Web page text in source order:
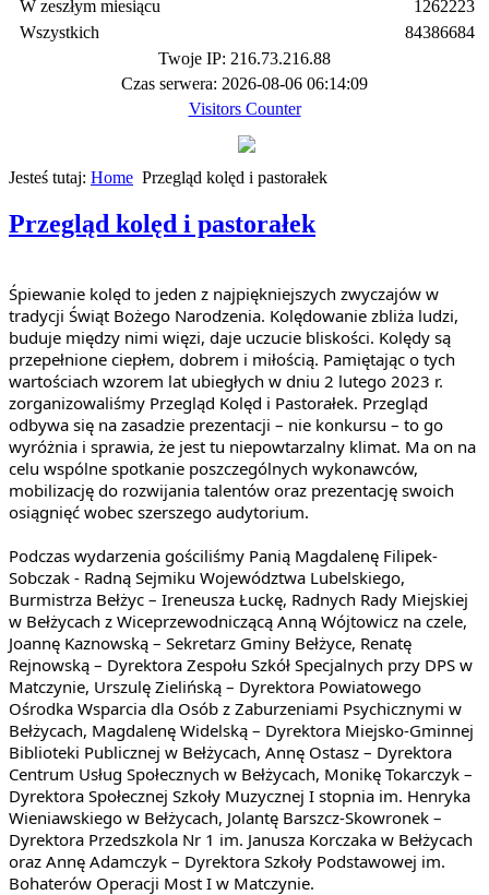
W zeszłym miesiącu
Wszystkich
1262223
84386684
Twoje IP: 216.73.216.88
Czas serwera: 2026-08-06 06:14:09
Visitors Counter
Jesteś tutaj: Home Przegląd kolęd i pastorałek
Przegląd kolęd i pastorałek
Śpiewanie kolęd to jeden z najpiękniejszych zwyczajów w
tradycji Świąt Bożego Narodzenia. Kolędowanie zbliża ludzi,
buduje między nimi więzi, daje uczucie bliskości. Kolędy są
przepełnione ciepłem, dobrem i miłością. Pamiętając o tych
wartościach wzorem lat ubiegłych w dniu 2 lutego 2023 r.
zorganizowaliśmy Przegląd Kolęd i Pastorałek. Przegląd
odbywa się na zasadzie prezentacji – nie konkursu – to go
wyróżnia i sprawia, że jest tu niepowtarzalny klimat. Ma on na
celu wspólne spotkanie poszczególnych wykonawców,
mobilizację do rozwijania talentów oraz prezentację swoich
osiągnięć wobec szerszego audytorium.
Podczas wydarzenia gościliśmy Panią Magdalenę Filipek-
Sobczak - Radną Sejmiku Województwa Lubelskiego,
Burmistrza Bełżyc – Ireneusza Łuckę, Radnych Rady Miejskiej
w Bełżycach z Wiceprzewodniczącą Anną Wójtowicz na czele,
Joannę Kaznowską – Sekretarz Gminy Bełżyce, Renatę
Rejnowską – Dyrektora Zespołu Szkół Specjalnych przy DPS w
Matczynie, Urszulę Zielińską – Dyrektora Powiatowego
Ośrodka Wsparcia dla Osób z Zaburzeniami Psychicznymi w
Bełżycach, Magdalenę Widelską – Dyrektora Miejsko-Gminnej
Biblioteki Publicznej w Bełżycach, Annę Ostasz – Dyrektora
Centrum Usług Społecznych w Bełżycach, Monikę Tokarczyk –
Dyrektora Społecznej Szkoły Muzycznej I stopnia im. Henryka
Wieniawskiego w Bełżycach, Jolantę Barszcz-Skowronek –
Dyrektora Przedszkola Nr 1 im. Janusza Korczaka w Bełżycach
oraz Annę Adamczyk – Dyrektora Szkoły Podstawowej im.
Bohaterów Operacji Most I w Matczynie.